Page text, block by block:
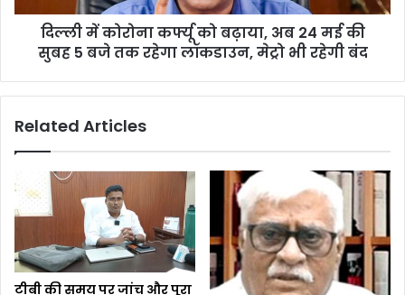
दिल्ली में कोरोना कर्फ्यू को बढ़ाया, अब 24 मई की
सुबह 5 बजे तक रहेगा लॉकडाउन, मेट्रो भी रहेगी बंद
Related Articles
टीबी की समय पर जांच और पूरा